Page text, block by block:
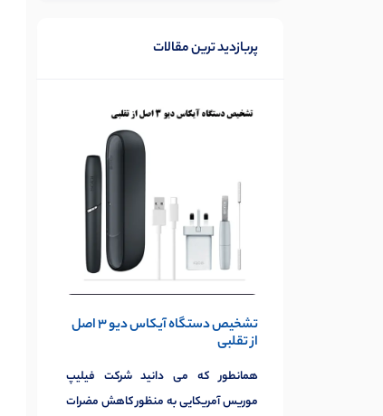
پربازدید ترین مقالات
تشخیص دستگاه آیکاس دیو 3 اصل
از تقلبی
همانطور که می دانید شرکت فیلیپ
موریس آمریکایی به منظور کاهش مضرات